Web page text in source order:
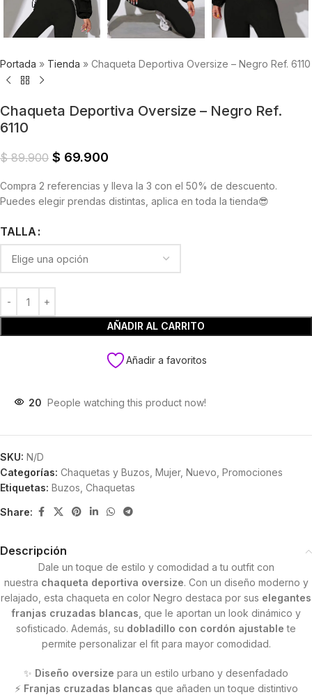
Portada » Tienda » Chaqueta Deportiva Oversize – Negro Ref. 6110
Chaqueta Deportiva Oversize – Negro Ref.
6110
$89.900 $ 69.900
Compra 2 referencias y lleva la 3 con el 50% de descuento.
Puedes elegir prendas distintas, aplica en toda la tienda😎
TALLA
AÑADIR AL CARRITO
Añadir a favoritos
20 People watching this product now!
SKU: N/D
Categorías: Chaquetas y Buzos Mujer, Nuevo Promociones
Etiquetas: Buzos Chaquetas
Share:
Descripción
Dale un toque de estilo y comodidad a tu outfit con
nuestra chaqueta deportiva oversize. Con un diseño moderno y
relajado, esta chaqueta en color Negro destaca por sus elegantes
franjas cruzadas blancas , que le aportan un look dinámico y
sofisticado. Además, su dobladillo con cordón ajustable te
permite personalizar el fit para mayor comodidad.
✨ Diseño oversize para un estilo urbano y desenfadado
⚡ Franjas cruzadas blancas que añaden un toque distintivo